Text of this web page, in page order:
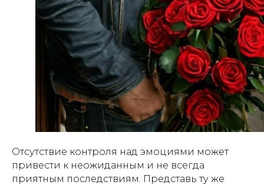
Отсутствие контроля над эмоциями может
привести к неожиданным и не всегда
приятным последствиям. Представь ту же